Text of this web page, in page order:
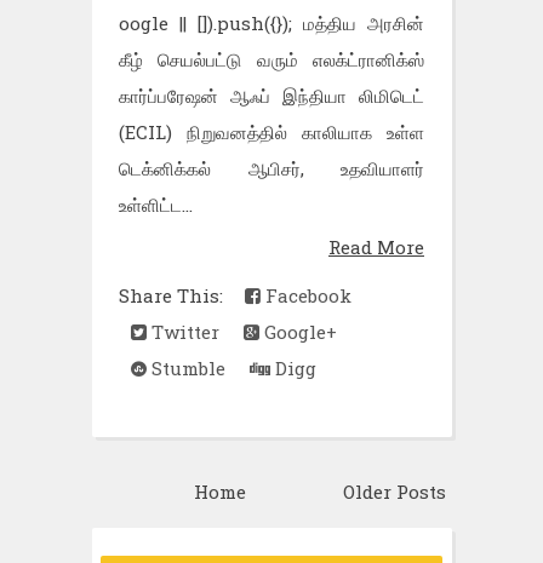
oogle || []).push({}); மத்திய அரசின்
கீழ் செயல்பட்டு வரும் எலக்ட்ரானிக்ஸ்
கார்ப்பரேஷன் ஆஃப் இந்தியா லிமிடெட்
(ECIL) நிறுவனத்தில் காலியாக உள்ள
டெக்னிக்கல் ஆபிசர், உதவியாளர்
உள்ளிட்ட...
Read More
Share This:
Facebook
Twitter
Google+
Stumble
Digg
Older Posts
Home